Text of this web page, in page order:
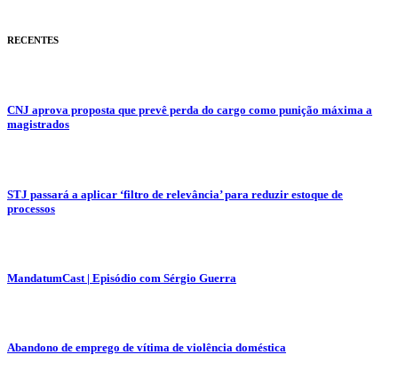
RECENTES
CNJ aprova proposta que prevê perda do cargo como punição máxima a
magistrados
STJ passará a aplicar ‘filtro de relevância’ para reduzir estoque de
processos
MandatumCast | Episódio com Sérgio Guerra
Abandono de emprego de vítima de violência doméstica